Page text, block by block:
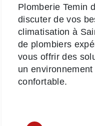
Plomberie Temin
discuter de vos
climatisation à
de plombiers
vous offrir des
un
confortable.